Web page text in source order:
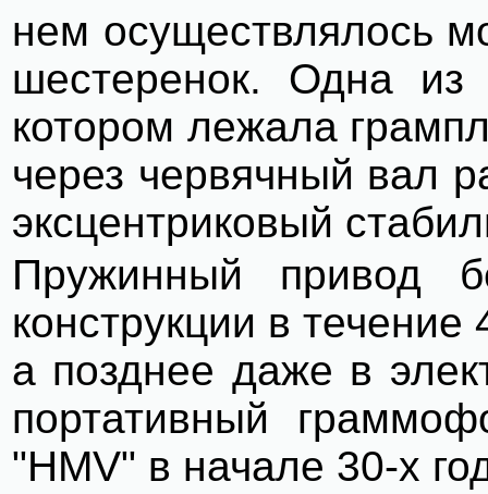
нем осуществлялось
шестеренок. Одна
котором лежала
через червячный вал
эксцентриковый
Пружинный привод
конструкции в течение
а позднее даже в
портативный
"HMV" в начале 30-х